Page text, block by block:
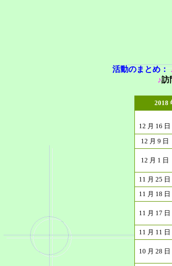
活動のまとめ：
♪訪
2018
12 月 16 日
12 月 9 日
12 月 1 日
11 月 25 日
11 月 18 日
11 月 17 日
11 月 11 日
10 月 28 日